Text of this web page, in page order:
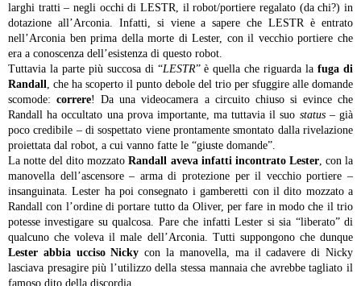
larghi tratti – negli occhi di LESTR, il robot/portiere regalato (da chi?) in
dotazione all’Arconia. Infatti, si viene a sapere che LESTR è entrato
nell’Arconia ben prima della morte di Lester, con il vecchio portiere che
era a conoscenza dell’esistenza di questo robot.
Tuttavia la parte più succosa di “LESTR” è quella che riguarda lafuga di
Randall, che ha scoperto il punto debole del trio per sfuggire alle domande
scomode:correre! Da una videocamera a circuito chiuso si evince che
Randall ha occultato una prova importante, ma tuttavia il suo status– già
poco credibile – di sospettato viene prontamente smontato dalla rivelazione
proiettata dal robot, a cui vanno fatte le “giuste domande”.
La notte del dito mozzatoRandall aveva infatti incontrato Lester, con la
manovella dell’ascensore – arma di protezione per il vecchio portiere –
insanguinata. Lester ha poi consegnato i gamberetti con il dito mozzato a
Randall con l’ordine di portare tutto da Oliver, per fare in modo che il trio
potesse investigare su qualcosa. Pare che infatti Lester si sia “liberato” di
qualcuno che voleva il male dell’Arconia. Tutti suppongono che dunque
Lester abbia ucciso Nicky con la manovella, ma il cadavere di Nicky
lasciava presagire più l’utilizzo della stessa mannaia che avrebbe tagliato il
famoso dito della discordia.